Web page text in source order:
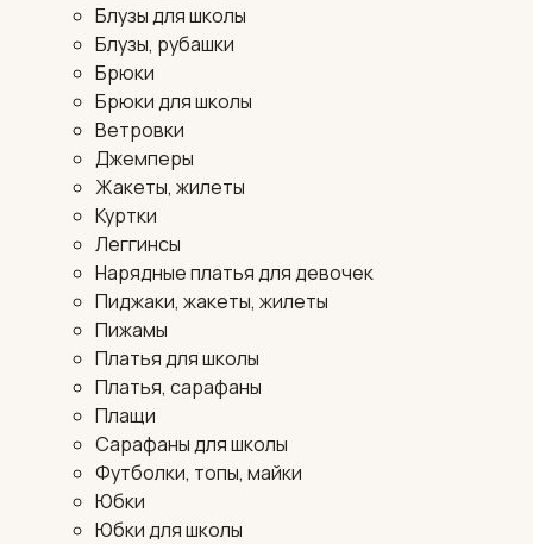
Блузы для школы
Блузы, рубашки
Брюки
Брюки для школы
Ветровки
Джемперы
Жакеты, жилеты
Куртки
Леггинсы
Нарядные платья для девочек
Пиджаки, жакеты, жилеты
Пижамы
Платья для школы
Платья, сарафаны
Плащи
Сарафаны для школы
Футболки, топы, майки
Юбки
Юбки для школы